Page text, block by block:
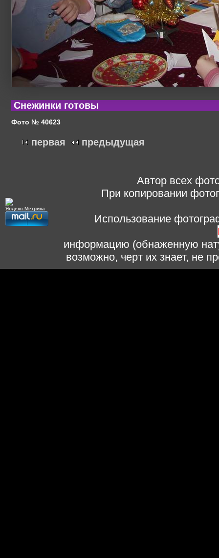
Снежинки готовы
Фото № 40623
первая предыдущая
Автор всех
При копировании
Использование
информацию (обнаженную
возможно, черт их знает, не